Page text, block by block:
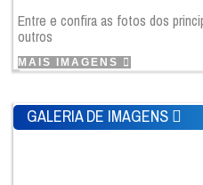
Entre e confira as fotos dos
outros
MAIS IMAGENS
GALERIA DE IMAGENS